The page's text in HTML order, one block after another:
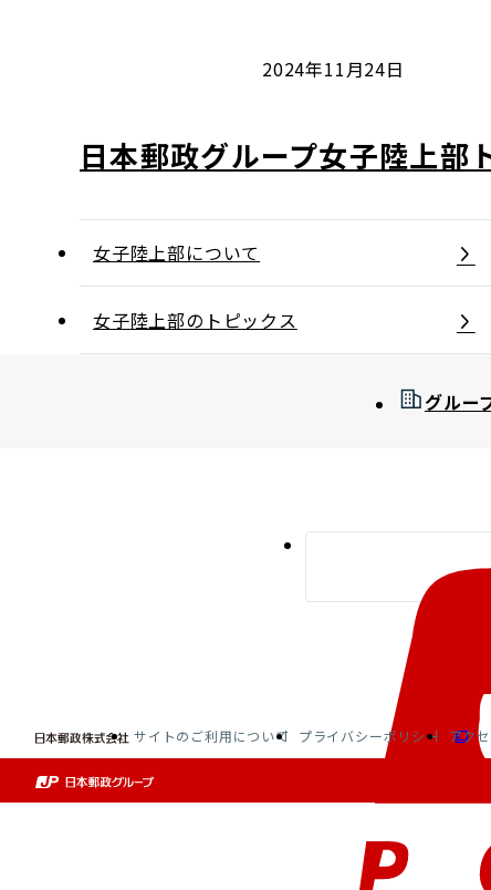
2024年11月24日
日本郵政グループ女子陸上部
女子陸上部について
女子陸上部のトピックス
グルー
サイトのご利用について プライバシーポリシー アク